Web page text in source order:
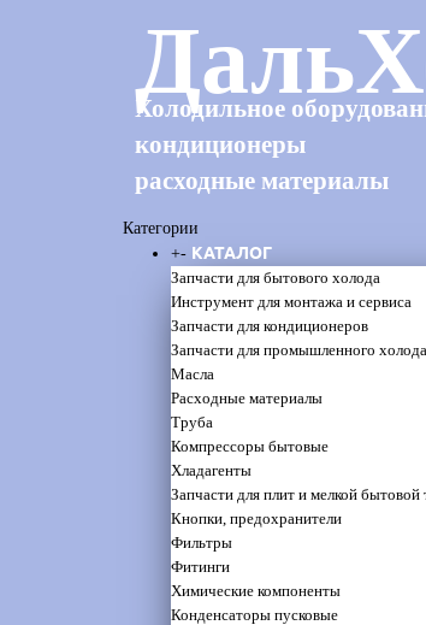
Холодильное
кондиционеры
расходные материалы
Категории
+- КАТАЛОГ
Запчасти для бытового холода
Инструмент для монтажа и сервиса
Запчасти для кондиционеров
Запчасти для промышленного холода
Масла
Расходные материалы
Труба
Компрессоры бытовые
Хладагенты
Запчасти для плит и мелкой бытовой
Кнопки, предохранители
Фильтры
Фитинги
Химические компоненты
Конденсаторы пусковые